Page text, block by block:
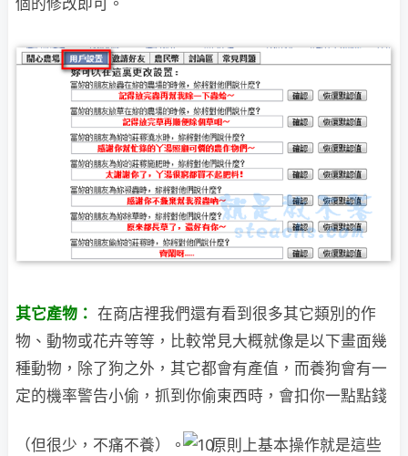
其它產物： 在商店裡我們還有看到很多其它類別的作
物、動物或花卉等等，比較常見大概就像是以下畫面幾
種動物，除了狗之外，其它都會有產值，而養狗會有一
定的機率警告小偷，抓到你偷東西時，會扣你一點點錢
（但很少，不痛不養）。 原則上基本操作就是這些